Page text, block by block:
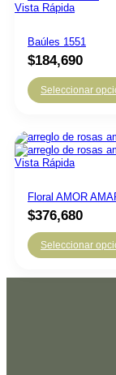
Vista Rápida
Baúles 1551
$184,690
Seleccionar
Vista Rápida
Floral AMOR
$376,680
Seleccionar